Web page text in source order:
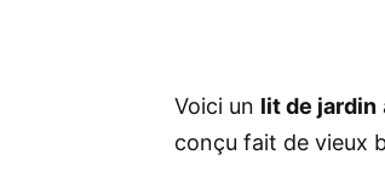
Voici un lit de jardin
conçu fait de vieux